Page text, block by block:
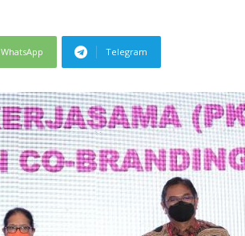
WhatsApp Telegram